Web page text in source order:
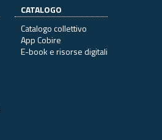
CATALOGO
Catalogo collettivo
App Cobire
E-book e risorse digitali